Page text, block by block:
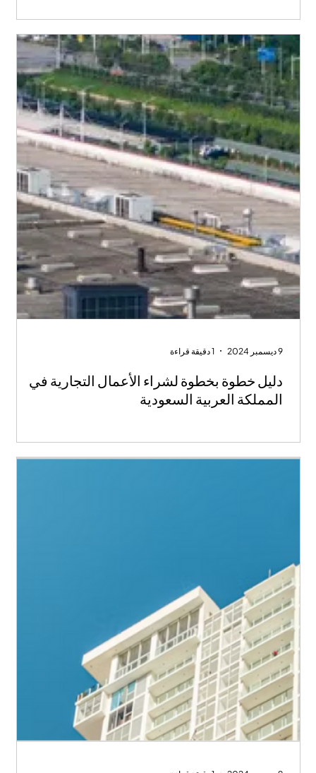
دليل خطوة بخطوة لشراء الأعمال التجارية في
المملكة العربية السعودية
9 ديسمبر 2024 1 دقيقة قراءة